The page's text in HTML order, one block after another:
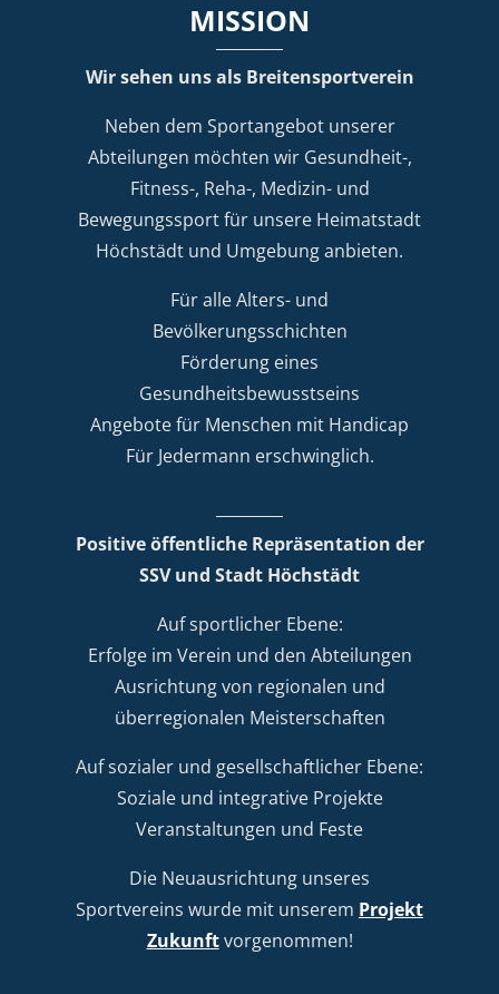
MISSION
Wir sehen uns als Breitensportverein
Neben dem Sportangebot unserer
Abteilungen möchten wir Gesundheit-,
Fitness-, Reha-, Medizin- und
Bewegungssport für unsere Heimatstadt
Höchstädt und Umgebung anbieten.
Für alle Alters- und
Bevölkerungsschichten
Förderung eines
Gesundheitsbewusstseins
Angebote für Menschen mit Handicap
Für Jedermann erschwinglich.
Positive öffentliche Repräsentation der
SSV und Stadt Höchstädt
Auf sportlicher Ebene:
Erfolge im Verein und den Abteilungen
Ausrichtung von regionalen und
überregionalen Meisterschaften
Auf sozialer und gesellschaftlicher Ebene:
Soziale und integrative Projekte
Veranstaltungen und Feste
Die Neuausrichtung unseres
Sportvereins wurde mit unserem Projekt
Zukunftvorgenommen!